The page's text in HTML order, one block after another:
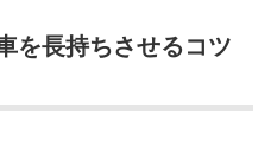
を長持ちさせるコツ